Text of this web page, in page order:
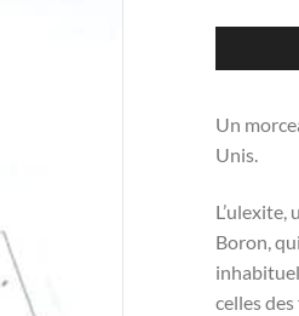
Un
Unis.
L’ulexite,
Boron,
celles